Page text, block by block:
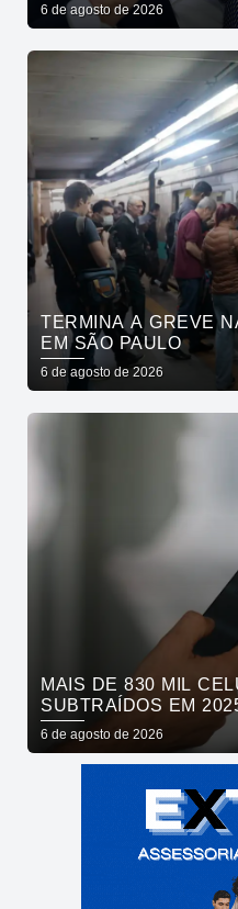
6 de agosto de 2026
TERMINA A GREVE
EM SÃO PAULO
6 de agosto de 2026
MAIS DE 830 MIL
SUBTRAÍDOS EM
6 de agosto de 2026